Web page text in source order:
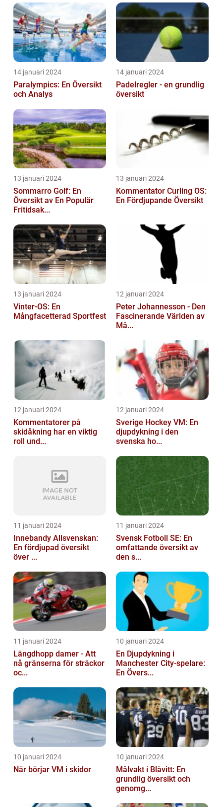
14 januari 2024
Paralympics: En Översikt
och Analys
14 januari 2024
Padelregler - en grundlig
översikt
13 januari 2024
Sommarro Golf: En
Översikt av En Populär
Fritidsak...
13 januari 2024
Kommentator Curling OS:
En Fördjupande Översikt
13 januari 2024
Vinter-OS: En
Mångfacetterad Sportfest
12 januari 2024
Peter Johannesson - Den
Fascinerande Världen av
Må...
12 januari 2024
Kommentatorer på
skidåkning har en viktig
roll und...
12 januari 2024
Sverige Hockey VM: En
djupdykning i den
svenska ho...
11 januari 2024
Innebandy Allsvenskan:
En fördjupad översikt
över ...
11 januari 2024
Svensk Fotboll SE: En
omfattande översikt av
den s...
11 januari 2024
Längdhopp damer - Att
nå gränserna för sträckor
oc...
10 januari 2024
En Djupdykning i
Manchester City-spelare:
En Övers...
10 januari 2024
När börjar VM i skidor
10 januari 2024
Målvakt i Blåvitt: En
grundlig översikt och
genomg...